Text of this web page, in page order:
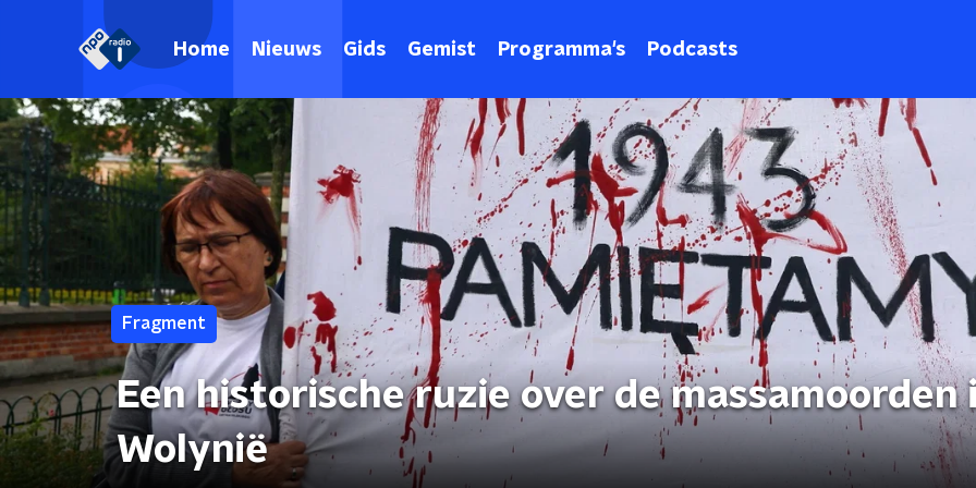
Home Nieuws Gids Gemist Programma's Podcasts
Fragment
Een historische ruzie over de massamoorden
Wolynië